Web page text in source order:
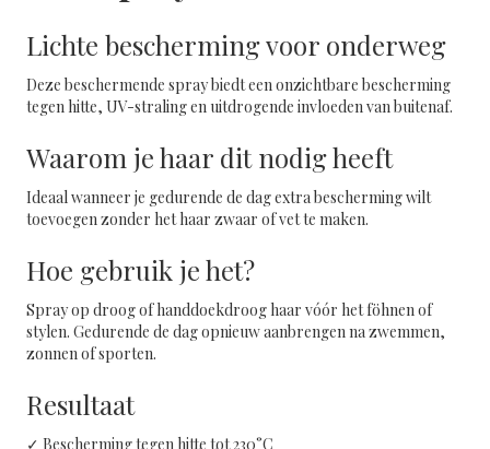
Lichte bescherming voor onderweg
Deze beschermende spray biedt een onzichtbare bescherming
tegen hitte, UV-straling en uitdrogende invloeden van buitenaf.
Waarom je haar dit nodig heeft
Ideaal wanneer je gedurende de dag extra bescherming wilt
toevoegen zonder het haar zwaar of vet te maken.
Hoe gebruik je het?
Spray op droog of handdoekdroog haar vóór het föhnen of
stylen. Gedurende de dag opnieuw aanbrengen na zwemmen,
zonnen of sporten.
Resultaat
✓ Bescherming tegen hitte tot 230°C